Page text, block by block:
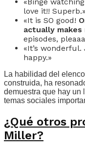
love it!! Superb.»
«It is SO good!
actually
episodes,
«It’s
happy.»
La habilidad del
construida, ha
demuestra que hay un
temas sociales
¿Qué otros
Miller?